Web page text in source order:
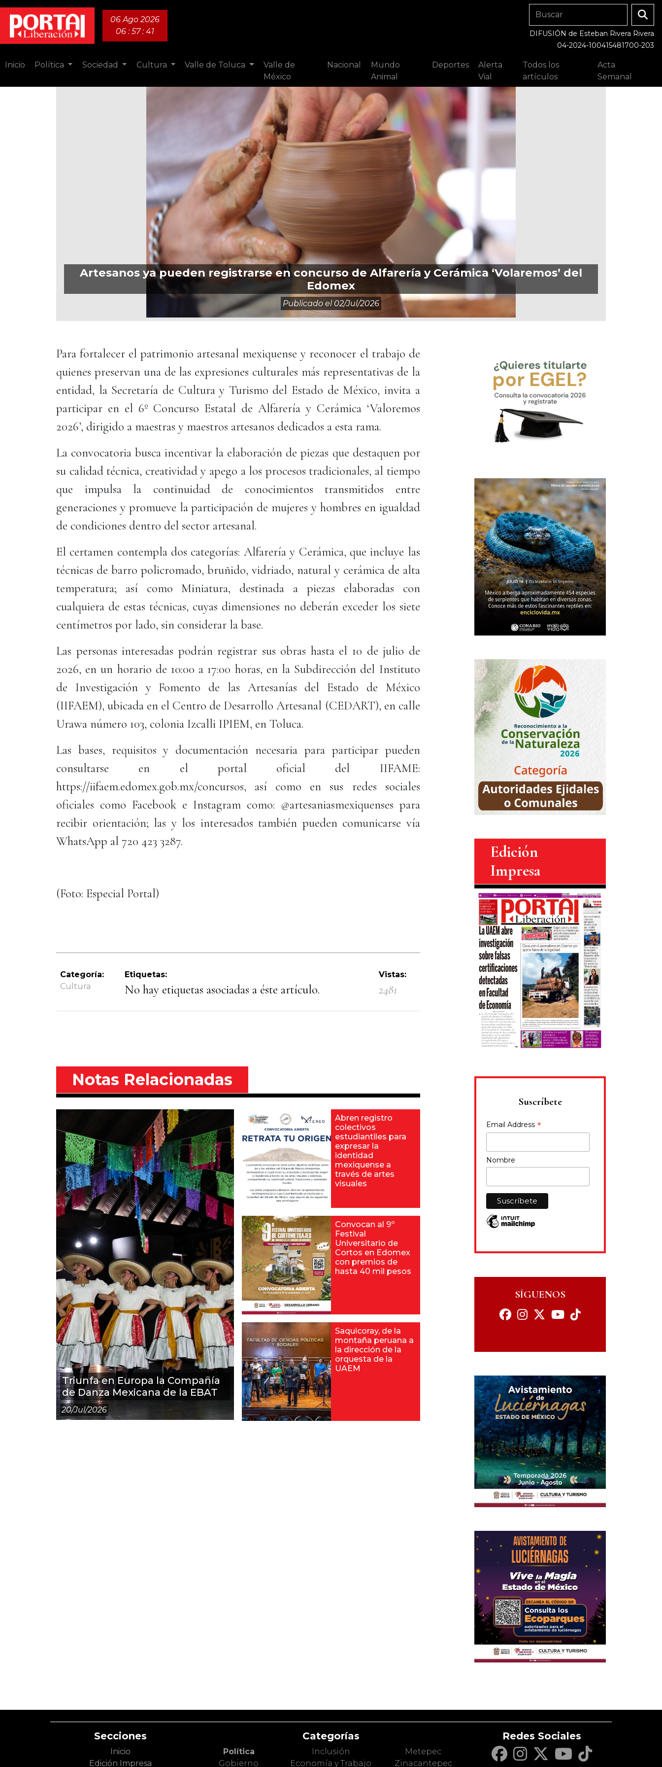
06 Ago 2026
06 : 57 : 42
DIFUSIÓN de Esteban Rivera Rivera
04-2024-100415481700-203
Inicio Política Sociedad Cultura Valle de Toluca
Valle de
México
Nacional
Mundo
Animal
Deportes
Alerta
Vial
Todos los
artículos
Acta
Semanal
Artesanos ya pueden registrarse en concurso de Alfarería y Cerámica ‘Volaremos’ del
Edomex
Publicado el 02/jul/2026
Para fortalecer el patrimonio artesanal mexiquense y reconocer el trabajo de
quienes preservan una de las expresiones culturales más representativas de la
entidad, la Secretaría de Cultura y Turismo del Estado de México, invita a
participar en el 6º Concurso Estatal de Alfarería y Cerámica ‘Valoremos
2026’, dirigido a maestras y maestros artesanos dedicados a esta rama.
La convocatoria busca incentivar la elaboración de piezas que destaquen por
su calidad técnica, creatividad y apego a los procesos tradicionales, al tiempo
que impulsa la continuidad de conocimientos transmitidos entre
generaciones y promueve la participación de mujeres y hombres en igualdad
de condiciones dentro del sector artesanal.
El certamen contempla dos categorías: Alfarería y Cerámica, que incluye las
técnicas de barro policromado, bruñido, vidriado, natural y cerámica de alta
temperatura; así como Miniatura, destinada a piezas elaboradas con
cualquiera de estas técnicas, cuyas dimensiones no deberán exceder los siete
centímetros por lado, sin considerar la base.
Las personas interesadas podrán registrar sus obras hasta el 10 de julio de
2026, en un horario de 10:00 a 17:00 horas, en la Subdirección del Instituto
de Investigación y Fomento de las Artesanías del Estado de México
(IIFAEM), ubicada en el Centro de Desarrollo Artesanal (CEDART), en calle
Urawa número 103, colonia Izcalli IPIEM, en Toluca.
Las bases, requisitos y documentación necesaria para participar pueden
consultarse en el portal oficial del IIFAME:
https://iifaem.edomex.gob.mx/concursos, así como en sus redes sociales
oficiales como Facebook e Instagram como: @artesaniasmexiquenses para
recibir orientación; las y los interesados también pueden comunicarse vía
WhatsApp al 720 423 3287.
(Foto: Especial Portal)
Categoría:
Cultura
Etiquetas:
No hay etiquetas asociadas a éste artículo.
Vistas:
2481
Notas Relacionadas
Triunfa en Europa la Compañía
de Danza Mexicana de la EBAT
20/jul/2026
Abren registro
colectivos
estudiantiles para
expresar la
identidad
mexiquense a
través de artes
visuales
Convocan al 9º
Festival
Universitario de
Cortos en Edomex
con premios de
hasta 40 mil pesos
Saquicoray, de la
montaña peruana a
la dirección de la
orquesta de la
UAEM
Edición
Impresa
Suscríbete
Email Address *
Nombre
SÍGUENOS
Secciones
Inicio
Edición Impresa
Categorías
Política
Gobierno
Inclusión
Economía y Trabajo
Metepec
Zinacantepec
Redes Sociales